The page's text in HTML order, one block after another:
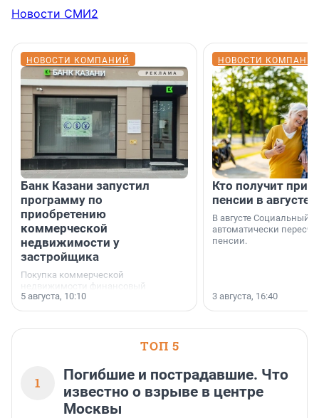
Новости СМИ2
НОВОСТИ КОМПАНИЙ
Банк Казани запустил
программу по
приобретению
коммерческой
недвижимости у
застройщика
Покупка коммерческой
недвижимости финансовый
инструмент, доступный для многих
предпринимателей. Будь то новый
или готовый арендный бизнес —
успех сделки зависит от правильного
выбора объекта и грамотного
5 августа, 10:10
НОВОСТИ
Кто получит
пенсии в августе
В августе Социальный
автоматически
пенсии.
3 августа, 16:40
ТОП 5
1
Погибшие и пострадавшие. Что
известно о взрыве в центре
Москвы